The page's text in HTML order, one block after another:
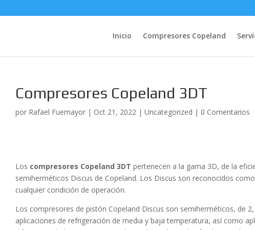
Inicio Compresores Copeland
Compresores Copeland 3DT
por Rafael Fuemayor | Oct 21, 2022 |Uncategorized | 0 Comentarios
Los compresores Copeland 3DTpertenecen a la gama 3D, de la
semiherméticos Discus de Copeland. Los Discus son reconocidos
cualquier condición de operación.
Los compresores de pistón Copeland Discus son semiherméticos, de
aplicaciones de refrigeración de media y baja temperatura, así como